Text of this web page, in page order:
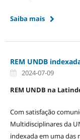
Saiba mais
REM UNDB
2024-07-09
REM UNDB na
Com satisfação
Multidisciplinares da
indexada em uma das